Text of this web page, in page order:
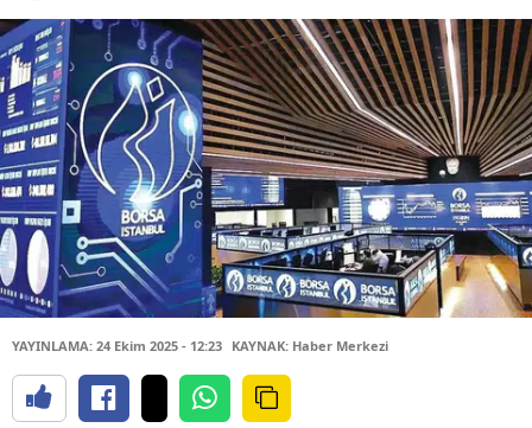
YAYINLAMA: 24 Ekim 2025 - 12:23 KAYNAK: Haber Merkezi